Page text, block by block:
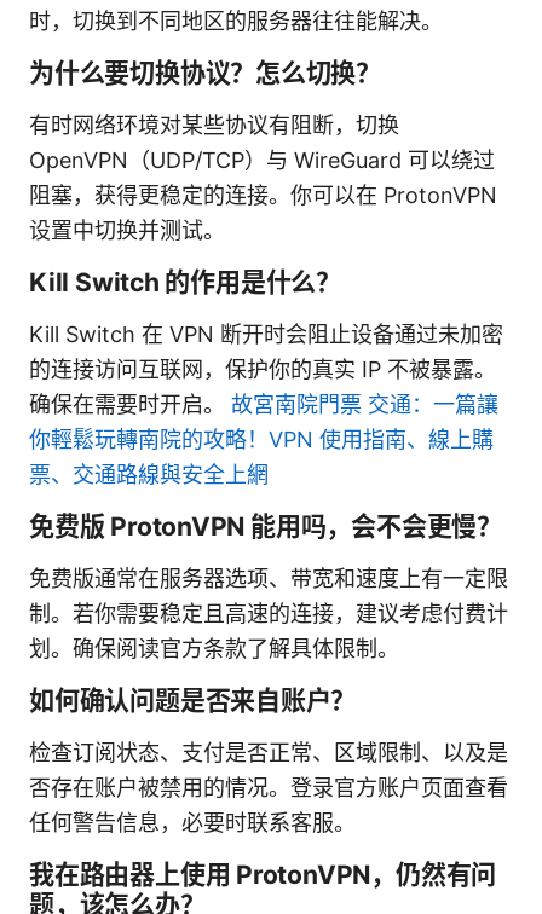
时，切换到不同地区的服务器往往能解决。
为什么要切换协议？怎么切换？
有时网络环境对某些协议有阻断，切换
OpenVPN（UDP/TCP）与 WireGuard 可以绕过
阻塞，获得更稳定的连接。你可以在 ProtonVPN
设置中切换并测试。
Kill Switch 的作用是什么？
Kill Switch 在 VPN 断开时会阻止设备通过未加密
的连接访问互联网，保护你的真实 IP 不被暴露。
确保在需要时开启。 故宮南院門票 交通：一篇讓
你輕鬆玩轉南院的攻略！VPN 使用指南、線上購
票、交通路線與安全上網
免费版 ProtonVPN 能用吗，会不会更慢？
免费版通常在服务器选项、带宽和速度上有一定限
制。若你需要稳定且高速的连接，建议考虑付费计
划。确保阅读官方条款了解具体限制。
如何确认问题是否来自账户？
检查订阅状态、支付是否正常、区域限制、以及是
否存在账户被禁用的情况。登录官方账户页面查看
任何警告信息，必要时联系客服。
我在路由器上使用 ProtonVPN，仍然有问
题，该怎么办？